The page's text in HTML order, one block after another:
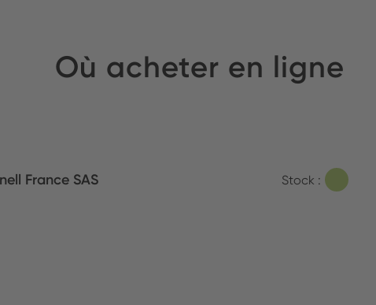
Où acheter en ligne
France SAS Stock :